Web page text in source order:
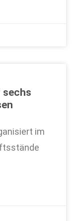
sechs
im